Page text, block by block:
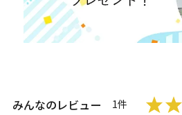
みんなのレビュー 1件